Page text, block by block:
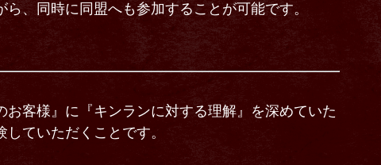
、同時に同盟へも参加することが可能です。
お客様』に『キンランに対する理解』を深めていた
ていただくことです。